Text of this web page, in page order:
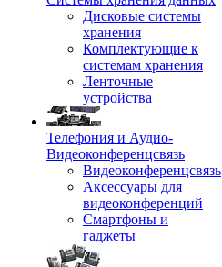
Дисковые системы
хранения
Комплектующие к
системам хранения
Ленточные
устройства
Телефония и Аудио-
Видеоконференцсвязь
Видеоконференцсвязь
Аксессуары для
видеоконференций
Смартфоны и
гаджеты